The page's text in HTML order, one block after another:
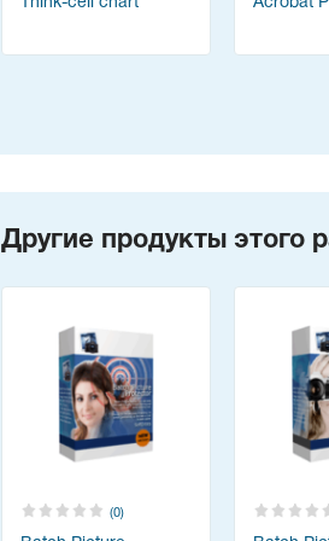
Другие продукты этого
(0)